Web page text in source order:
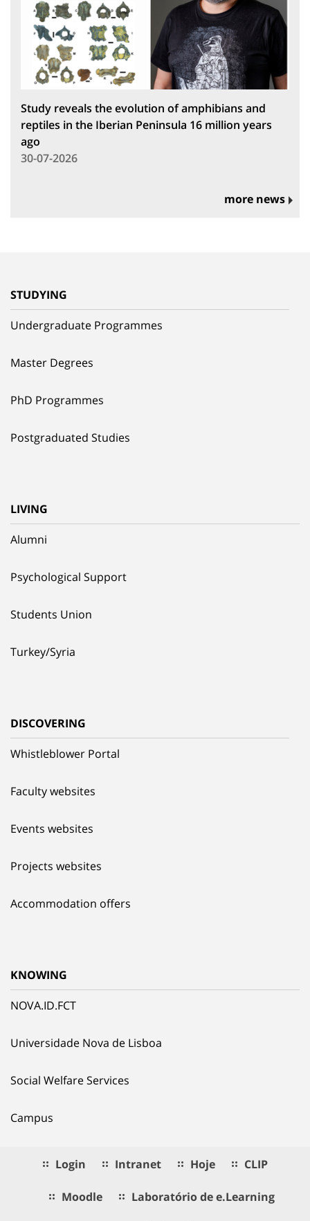
Study reveals the evolution of amphibians and
reptiles in the Iberian Peninsula 16 million years
ago
30-07-2026
more news
STUDYING
Undergraduate Programmes
Master Degrees
PhD Programmes
Postgraduated Studies
LIVING
Alumni
Psychological Support
Students Union
Turkey/Syria
DISCOVERING
Whistleblower Portal
Faculty websites
Events websites
Projects websites
Accommodation offers
KNOWING
NOVA.ID.FCT
Universidade Nova de Lisboa
Social Welfare Services
Campus
Login Intranet Hoje CLIP
Moodle Laboratório de e.Learning